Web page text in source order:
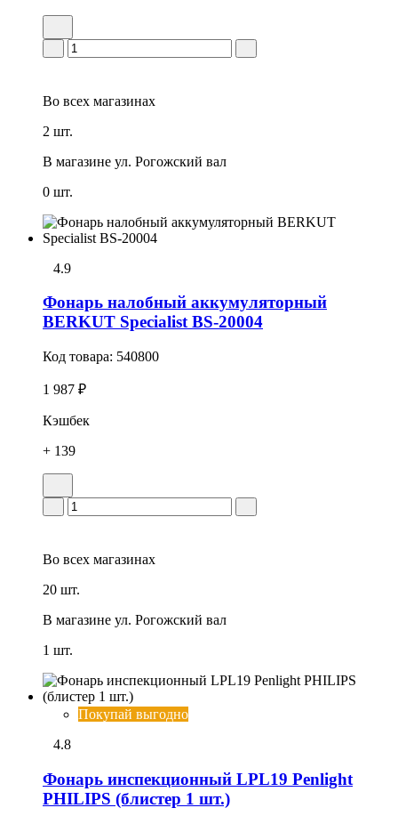
Во всех магазинах
2 шт.
В магазине ул. Рогожский вал
0 шт.
4.9
Фонарь налобный аккумуляторный
BERKUT Specialist BS-20004
Код товара: 540800
1 987 ₽
Кэшбек
+ 139
Во всех магазинах
20 шт.
В магазине ул. Рогожский вал
1 шт.
Покупай выгодно
4.8
Фонарь инспекционный LPL19 Penlight
PHILIPS (блистер 1 шт.)